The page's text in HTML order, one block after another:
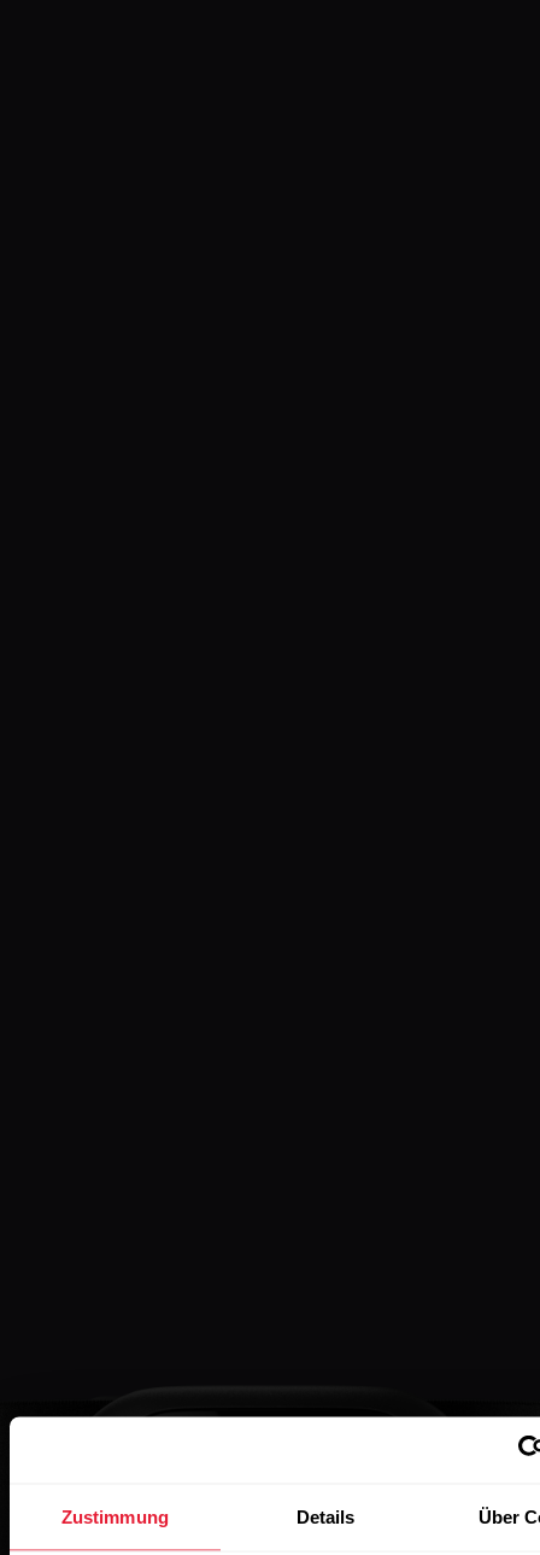
Zustimmung Details Über